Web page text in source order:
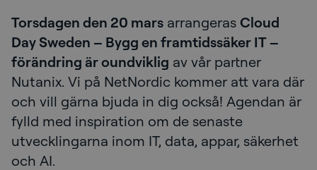
Torsdagen den 20 mars arrangeras Cloud
Day Sweden – Bygg en framtidssäker IT –
förändring är oundviklig av vår partner
Nutanix. Vi på NetNordic kommer att vara där
och vill gärna bjuda in dig också! Agendan är
fylld med inspiration om de senaste
utvecklingarna inom IT, data, appar, säkerhet
och AI.